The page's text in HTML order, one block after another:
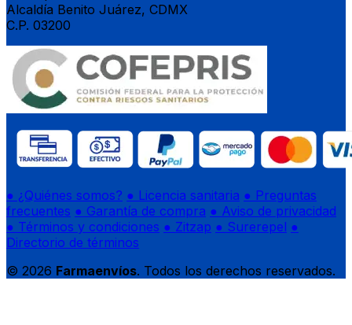
Alcaldía Benito Juárez, CDMX
C.P. 03200
● ¿Quiénes somos? ● Licencia sanitaria ● Preguntas
frecuentes ● Garantía de compra ● Aviso de privacidad
● Términos y condiciones ● Zitzap ● Surerepel ●
Directorio de términos
© 2026 Farmaenvíos. Todos los derechos reservados.